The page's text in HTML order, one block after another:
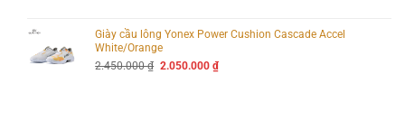
3.350.000 ₫.là:
Giày cầu lông Yonex Power Cushion Cascade Accel
White/Orange
2.450.000₫ Giá
2.050.000 ₫Giá